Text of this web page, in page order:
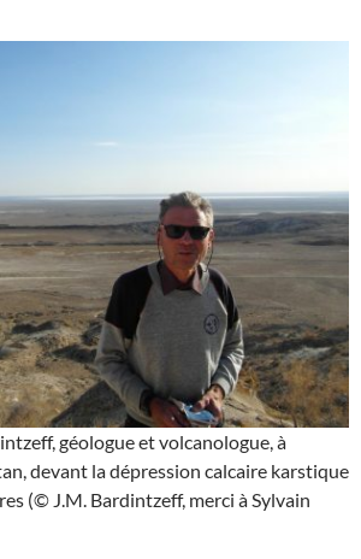
géologue et volcanologue, à
devant la dépression calcaire karstique
(© J.M. Bardintzeff, merci à Sylvain